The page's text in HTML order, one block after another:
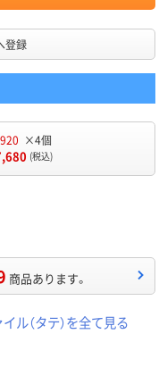
登録
×4個
(税込)
商品あります。
ル（タテ）を全て見る